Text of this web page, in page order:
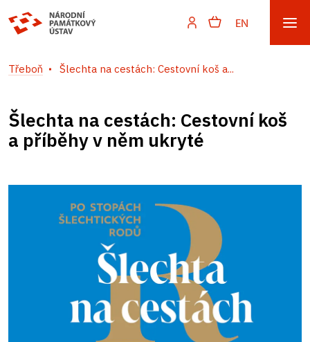
EN
Třeboň Šlechta na cestách: Cestovní koš a...
Šlechta na cestách: Cestovní koš
a příběhy v něm ukryté